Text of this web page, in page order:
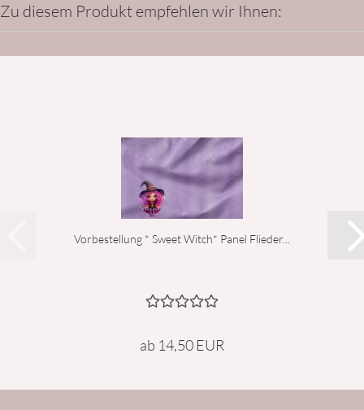
Zu diesem Produkt empfehlen wir Ihnen:
Vorbestellung * Sweet Witch* Panel Flieder...
ab 14,50 EUR